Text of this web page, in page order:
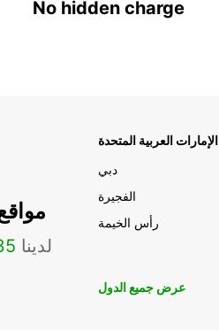
No hidden charge
لدينا
الإمارات العربية المتحدة
دبي
الفجيرة
رأس الخيمة
عرض جميع الدول